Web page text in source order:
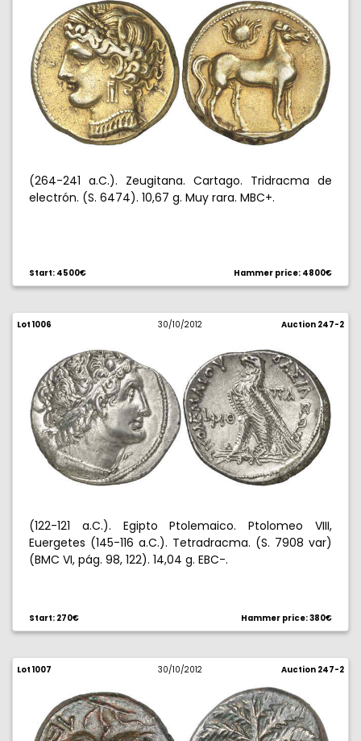
(264-241 a.C.). Zeugitana. Cartago. Tridracma de
electrón. (S. 6474). 10,67 g. Muy rara. MBC+.
Start: 4500€ Hammer price: 4800€
Lot 1006 30/10/2012 Auction 247-2
(122-121 a.C.). Egipto Ptolemaico. Ptolomeo VIII,
Euergetes (145-116 a.C.). Tetradracma. (S. 7908 var)
(BMC VI, pág. 98, 122). 14,04 g. EBC-.
Start: 270€ Hammer price: 380€
Lot 1007 30/10/2012 Auction 247-2